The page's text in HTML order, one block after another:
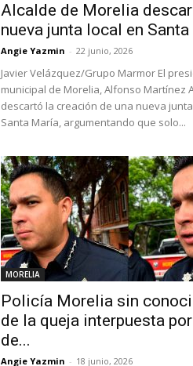
Alcalde de Morelia
nueva junta local en
Angie Yazmin - 22 junio, 2026
Javier Velázquez/Grupo Marmor El
municipal de Morelia, Alfonso Martínez
descartó la creación de una nueva
Santa María, argumentando que solo...
MORELIA
Policía Morelia sin
de la queja interpuesta
de...
Angie Yazmin - 18 junio, 2026